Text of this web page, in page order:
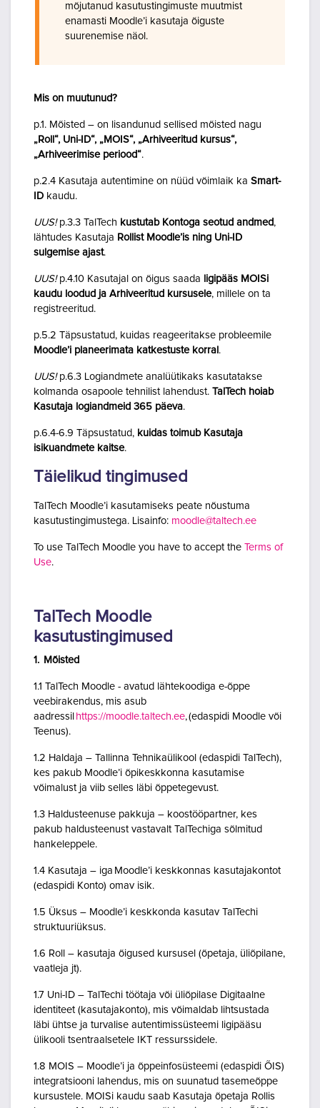
mõjutanud kasutustingimuste muutmist
enamasti Moodle’i kasutaja õiguste
suurenemise näol.
Mis on muutunud?
p.1. Mõisted – on lisandunud sellised mõisted nagu
„Roll“, Uni-ID“, „MOIS“, „Arhiveeritud kursus“,
„Arhiveerimise periood“.
p.2.4 Kasutaja autentimine on nüüd võimlaik ka Smart-
ID kaudu.
UUS!p.3.3 TalTech kustutab Kontoga seotud andmed,
lähtudes Kasutaja Rollist Moodle’is ning Uni-ID
sulgemise ajast.
UUS!p.4.10 Kasutajal on õigus saada ligipääs MOISi
kaudu loodud ja Arhiveeritud kursusele, millele on ta
registreeritud.
p.5.2 Täpsustatud, kuidas reageeritakse probleemile
Moodle’i planeerimata katkestuste korral .
UUS!p.6.3 Logiandmete analüütikaks kasutatakse
kolmanda osapoole tehnilist lahendust. TalTech hoiab
Kasutaja logiandmeid 365 päeva.
p.6.4-6.9 Täpsustatud, kuidas toimub Kasutaja
isikuandmete kaitse.
Täielikud tingimused
TalTech Moodle’i kasutamiseks peate nõustuma
kasutustingimustega. Lisainfo: moodle@taltech.ee
To use TalTech Moodle you have to accept the Terms of
Use.
TalTech Moodle
kasutustingimused
1. Mõisted
1.1 TalTech Moodle - avatud lähtekoodiga e-õppe
veebirakendus, mis asub
aadressil https://moodle.taltech.ee, (edaspidi Moodle või
Teenus).
1.2 Haldaja – Tallinna Tehnikaülikool (edaspidi TalTech),
kes pakub Moodle’i õpikeskkonna kasutamise
võimalust ja viib selles läbi õppetegevust.
1.3 Haldusteenuse pakkuja – koostööpartner, kes
pakub haldusteenust vastavalt TalTechiga sõlmitud
hankeleppele.
1.4 Kasutaja – iga Moodle’i keskkonnas kasutajakontot
(edaspidi Konto) omav isik.
1.5 Üksus – Moodle’i keskkonda kasutav TalTechi
struktuuriüksus.
1.6 Roll – kasutaja õigused kursusel (õpetaja, üliõpilane,
vaatleja jt).
1.7 Uni-ID – TalTechi töötaja või üliõpilase Digitaalne
identiteet (kasutajakonto), mis võimaldab lihtsustada
läbi ühtse ja turvalise autentimissüsteemi ligipääsu
ülikooli tsentraalsetele IKT ressurssidele.
1.8 MOIS – Moodle’i ja õppeinfosüsteemi (edaspidi ÕIS)
integratsiooni lahendus, mis on suunatud tasemeõppe
kursustele. MOISi kaudu saab Kasutaja õpetaja Rollis